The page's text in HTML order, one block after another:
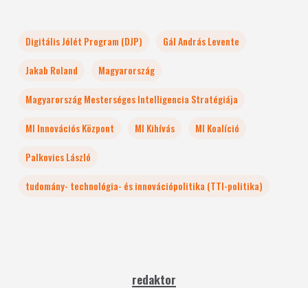
Digitális Jólét Program (DJP)
Gál András Levente
Jakab Roland
Magyarország
Magyarország Mesterséges Intelligencia Stratégiája
MI Innovációs Központ
MI Kihívás
MI Koalíció
Palkovics László
tudomány- technológia- és innovációpolitika (TTI-politika)
redaktor